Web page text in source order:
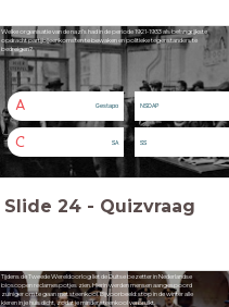
Welke organisatie van de nazi’s had in de periode 1921-1933 als belangrijkste
opdracht partijbijeenkomsten te bewaken en politieke tegenstanders te
bedreigen?
A Gestapo NSDAP
C SA SS
Slide 24 - Quizvraag
Tijdens de Tweede Wereldoorlog liet de Duitse bezetter in Nederlandse
bioscopen reclamespotjes zien. Hierin werden mensen aangespoord
zuiniger om te gaan met steenkool. Bijvoorbeeld: stop in de winter alle
kieren in je huis dicht, zodat je minder steenkool verbruikt.